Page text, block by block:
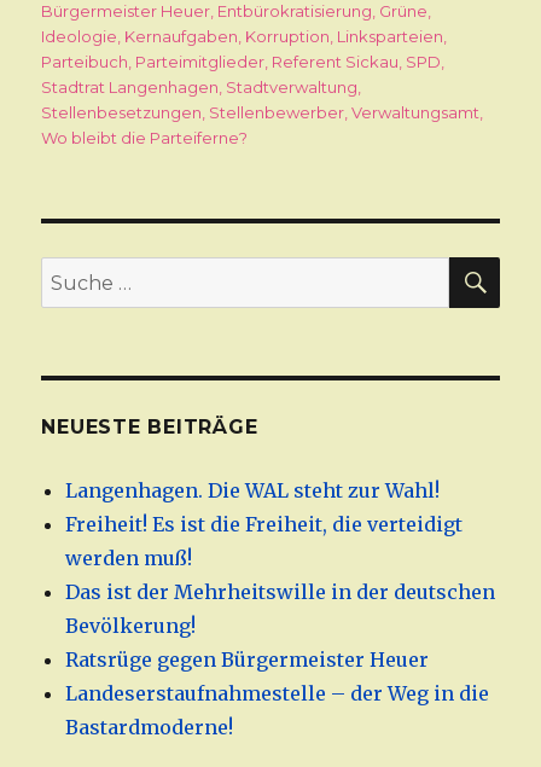
Bürgermeister Heuer, Entbürokratisierung, Grüne,
Ideologie, Kernaufgaben, Korruption, Linksparteien,
Parteibuch, Parteimitglieder, Referent Sickau, SPD,
Stadtrat Langenhagen, Stadtverwaltung,
Stellenbesetzungen, Stellenbewerber,Verwaltungsamt,
Wo bleibt die Parteiferne?
Suche
nach:
NEUESTE BEITRÄGE
Langenhagen. Die WAL steht zur Wahl!
Freiheit! Es ist die Freiheit, die verteidigt
werden muß!
Das ist der Mehrheitswille in der deutschen
Bevölkerung!
Ratsrüge gegen Bürgermeister Heuer
Landeserstaufnahmestelle – der Weg in die
Bastardmoderne!